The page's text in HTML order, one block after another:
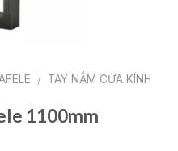
/ TAY NẮM CỬA KÍNH
1100mm